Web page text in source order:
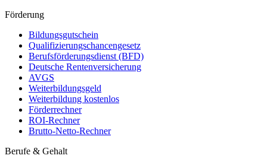
Förderung
Bildungsgutschein
Qualifizierungschancengesetz
Berufsförderungsdienst (BFD)
Deutsche Rentenversicherung
AVGS
Weiterbildungsgeld
Weiterbildung kostenlos
Förderrechner
ROI-Rechner
Brutto-Netto-Rechner
Berufe & Gehalt